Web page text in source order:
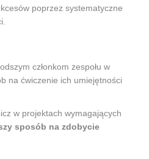
poprzez systematyczne
członkom zespołu w
na ćwiczenie ich umiejętności
w projektach wymagających
sposób na zdobycie